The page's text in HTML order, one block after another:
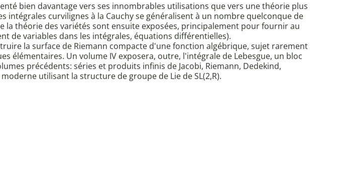
bien davantage vers ses innombrables utilisations que vers une théorie plus
curvilignes à la Cauchy se généralisent à un nombre quelconque de
la théorie des variétés sont ensuite exposées, principalement pour fournir au
de variables dans les intégrales, équations différentielles).
la surface de Riemann compacte d'une fonction algébrique, sujet rarement
élémentaires. Un volume IV exposera, outre, l'intégrale de Lebesgue, un bloc
précédents: séries et produits infinis de Jacobi, Riemann, Dedekind,
utilisant la structure de groupe de Lie de SL(2,R).